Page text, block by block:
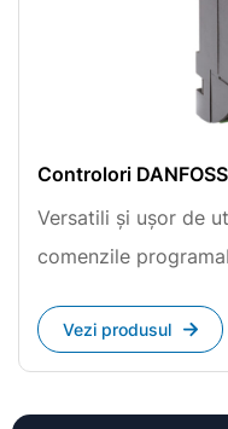
Controlori DANFOSS
Versatili și ușor de
comenzile
Vezi produsul